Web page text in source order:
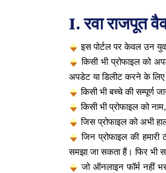
I. रवा राजपूत
इस पोर्टल पर केवल उन
किसी भी प्रोफाइल को
अपडेट या डिलीट करने के लिए
किसी भी बच्चे की सम्पूर्ण
किसी भी प्रोफाइल को
जिस प्रोफाइल को अभी
जिन प्रोफाइल की
समझा जा सकता हैं। फिर भी
जो ऑनलाइन फॉर्म नहीं